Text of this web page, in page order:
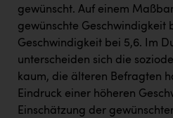
gewünscht. Auf einem
gewünschte Geschwindigkeit
Geschwindigkeit bei 5,6. Im
unterscheiden sich die
kaum, die älteren Befragten
Eindruck einer höheren
Einschätzung der